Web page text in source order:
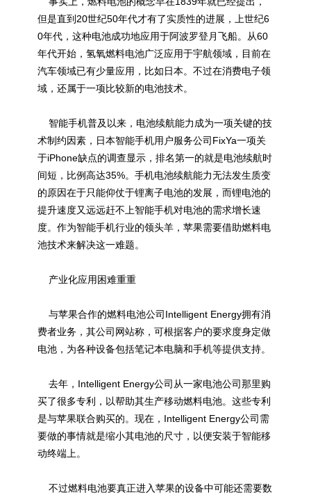
但是直到20世纪50年代才有了实质性的进展，上世纪6
0年代，这种电池成功地应用于阿波罗登月飞船。从60
年代开始，氢氧燃料电池广泛应用于宇航领域，目前在
汽车领域已有少量应用，比如日本。不过在消费电子领
域，还属于一项比较新的电池技术。
智能手机普及以来，电池续航能力成为一项关键的技
术制约因素，日本智能手机用户服务公司FixYa一项关
于iPhone缺点的调查显示，排名第一的就是电池续航时
间短，比例高达35%。手机电池续航能力无法发生质变
的原因在于只能仰仗于锂离子电池的发展，而锂电池的
提升速度又远远赶不上智能手机对电池的需求增长速
度。作为智能手机行业的领头羊，苹果需要借助燃料电
池技术来解决这一难题。
产业化应用困难重重
与苹果合作的燃料电池公司Intelligent Energy拥有消
费者业务，其公司网站称，可根据客户的要求度身定做
电池，为各种设备包括笔记本电脑和手机等提供支持。
去年，Intelligent Energy公司从一家电池公司那里购
买了很多专利，以帮助其生产移动燃料电池。这些专利
是与苹果联合购买的。现在，Intelligent Energy公司需
要做的事情就是缩小其电池的尺寸，以便安装于智能移
动终端上。
不过燃料电池要真正进入苹果的设备中可能还需要数